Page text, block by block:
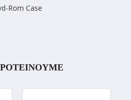
Rom Case